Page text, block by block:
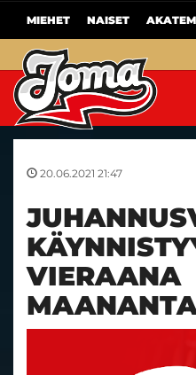
MIEHET NAISET
20.06.2021 21:47
VIERAANA